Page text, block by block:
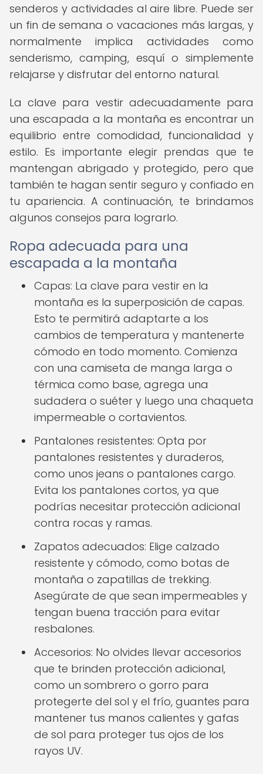
senderos y actividades al aire libre. Puede ser
un fin de semana o vacaciones más largas, y
normalmente implica actividades como
senderismo, camping, esquí o simplemente
relajarse y disfrutar del entorno natural.
La clave para vestir adecuadamente para
una escapada a la montaña es encontrar un
equilibrio entre comodidad, funcionalidad y
estilo. Es importante elegir prendas que te
mantengan abrigado y protegido, pero que
también te hagan sentir seguro y confiado en
tu apariencia. A continuación, te brindamos
algunos consejos para lograrlo.
Ropa adecuada para una
escapada a la montaña
Capas: La clave para vestir en la
montaña es la superposición de capas.
Esto te permitirá adaptarte a los
cambios de temperatura y mantenerte
cómodo en todo momento. Comienza
con una camiseta de manga larga o
térmica como base, agrega una
sudadera o suéter y luego una chaqueta
impermeable o cortavientos.
Pantalones resistentes: Opta por
pantalones resistentes y duraderos,
como unos jeans o pantalones cargo.
Evita los pantalones cortos, ya que
podrías necesitar protección adicional
contra rocas y ramas.
Zapatos adecuados: Elige calzado
resistente y cómodo, como botas de
montaña o zapatillas de trekking.
Asegúrate de que sean impermeables y
tengan buena tracción para evitar
resbalones.
Accesorios: No olvides llevar accesorios
que te brinden protección adicional,
como un sombrero o gorro para
protegerte del sol y el frío, guantes para
mantener tus manos calientes y gafas
de sol para proteger tus ojos de los
rayos UV.